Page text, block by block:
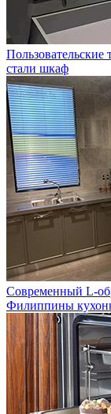
стали шкаф
Современный L-
Филиппины